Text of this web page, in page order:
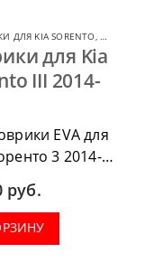
ДЛЯ KIA SORENTO,КОВРИКИ
для Kia
III 2014-
EVA для
3 2014-
в
коврик,
руб.